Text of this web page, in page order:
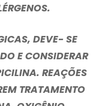
DEVE- SE
E CONSIDERAR
REAÇÕES
TRATAMENTO